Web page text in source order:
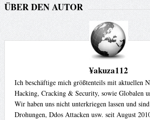
ÜBER DEN AUTOR
¥akuza112
Ich beschäftige mich größtenteils mit aktuellen
Hacking, Cracking & Security, sowie Globalen
Wir haben uns nicht unterkriegen lassen und
Drohungen, Ddos Attacken usw. seit August